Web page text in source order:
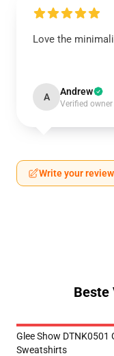
Love the
A Andrew
Verified owner
Write your review
Beste
Glee Show DTNK0501
Sweatshirts